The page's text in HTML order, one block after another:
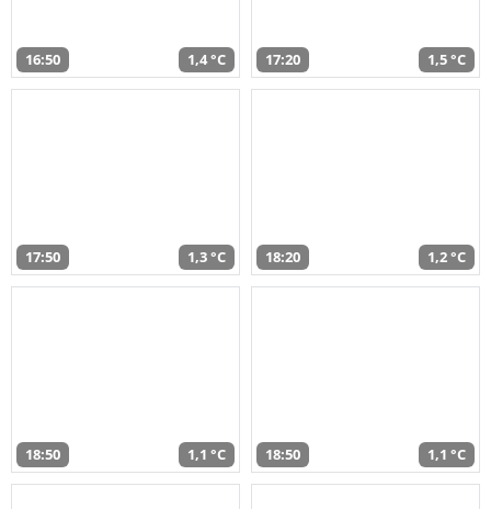
16:50 1,4 °C 17:20 1,5 °C
17:50 1,3 °C 18:20 1,2 °C
18:50 1,1 °C 18:50 1,1 °C